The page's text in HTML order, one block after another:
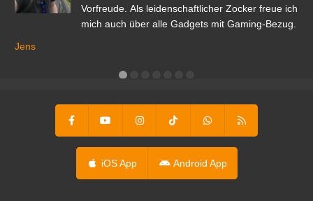
Vorfreude. Als leidenschaftlicher Zocker freue ich
mich auch über alle Gadgets mit Gaming-Bezug.
Jens
iOS App Android App